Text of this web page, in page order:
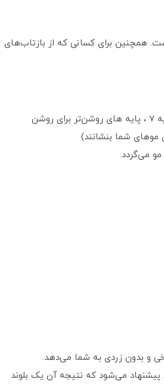
همچنین برای کسانی که از بازتاب‌های
حتی سخت‌ترین تارهای سفید مو نیز در برابر پیگمنت‌های غلیظ این رنگ تسلیم می‌شوند. (تا پایه 7 ، پایه های روشن‌تر برای روشن
موهای شما بنشانند)
می‌گردد.
و بدون زردی به شما می‌دهد.
می‌شود که نتیجه آن یک بلوند